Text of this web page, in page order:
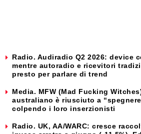
Radio. Audiradio Q2 2026: device
mentre autoradio e ricevitori
presto per parlare di trend
Media. MFW (Mad Fucking
australiano è riusciuto a
colpendo i loro inserzionisti
Radio. UK, AA/WARC: cresce